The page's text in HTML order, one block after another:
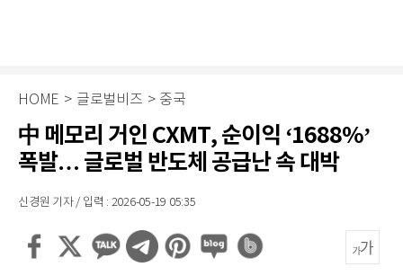
HOME > 글로벌비즈 > 중국
中 메모리 거인 CXMT, 순이익 ‘1688%’
폭발… 글로벌 반도체 공급난 속 대박
신경원 기자 / 입력 : 2026-05-19 05:35